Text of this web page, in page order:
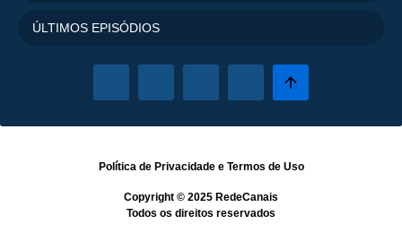
ÚLTIMOS EPISÓDIOS
Política de Privacidadee Termos de Uso
Copyright © 2025 RedeCanais
Todos os direitos reservados